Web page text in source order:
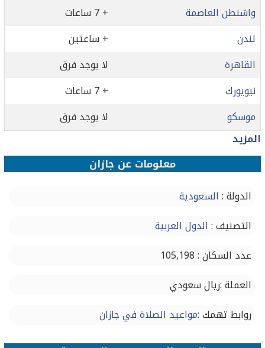
واشنطن العاصمة
+ 7 ساعات
لندن
+ ساعتين
القاهرة
لا يوجد فرق
نيويورك
+ 7 ساعات
موسكو
لا يوجد فرق
المزيد
معلومات عن جازان
الدولة : السعودية
التصنيف : الدول العربية
عدد السكان : 105,198
العملة :ريال سعودي
روابط تهمك :مواعيد الصلاة في جازان